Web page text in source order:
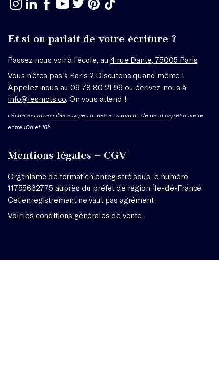
Et si on parlait de votre écriture ?
Passez nous voir à l’école, au 4 rue Dante, 75005 Paris.
Vous n’êtes pas à Paris ? Discutons quand même !
Appelez-nous au 09 78 80 21 99 ou écrivez-nous à
info@lesmots.co. On vous attend !
L'école estaccessible aux personnes en situation de handicap et ouverte
entre 10h et 18h.
Mentions légales – CGV
Organisme de formation enregistré sous le numéro
11755662775 auprès du préfet de région Île-de-France.
Cet enregistrement ne vaut pas agrément.
Voir les conditions générales de vente